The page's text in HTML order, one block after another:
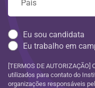
Eu sou candidata
Eu trabalho em
[TERMOS DE
utilizados para contato do
organizações responsáveis